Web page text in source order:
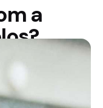
a
legislativa
para